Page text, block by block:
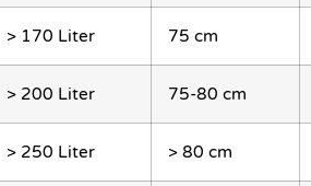
> 170 Liter 75 cm
> 200 Liter 75-80 cm
> 250 Liter > 80 cm